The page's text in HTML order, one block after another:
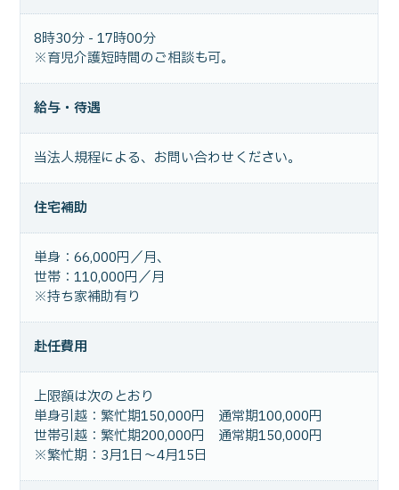
8時30分 - 17時00分
※育児介護短時間のご相談も可。
給与・待遇
当法人規程による、お問い合わせください。
住宅補助
単身：66,000円／月、
世帯：110,000円／月
※持ち家補助有り
赴任費用
上限額は次のとおり
単身引越：繁忙期150,000円 通常期100,000円
世帯引越：繁忙期200,000円 通常期150,000円
※繁忙期：3月1日〜4月15日